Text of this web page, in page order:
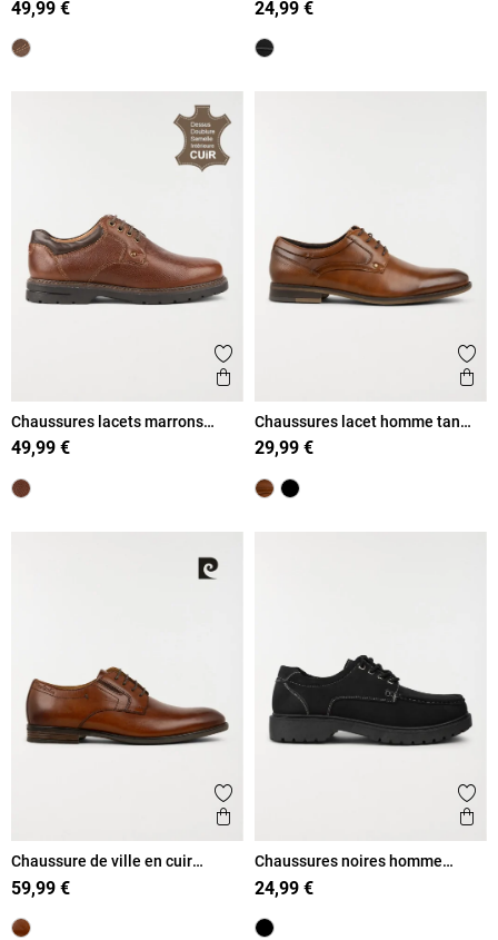
49,99 € 24,99 €
Ajouter aux favoris
Aperçu rapide
Chaussures lacets marrons
homme (41-46)
49,99 €
Chaussures lacet homme tan
(40-46)
29,99 €
Ajouter aux favoris
Aperçu rapide
Chaussure de ville en cuir
homme (41-46)
59,99 €
Chaussures noires homme
lacets (40-45)
24,99 €